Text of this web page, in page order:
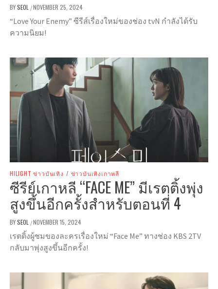
BYSEOL /NOVEMBER 25, 2024
“Love Your Enemy” ซีรีส์เรื่องใหม่ของช่อง tvN กำลังได้รับ
ความนิยม!
HILIGHT ข่าวบันเทิง / ข่าวบันเทิงเกาหลี
ซีรีย์เกาหลี “FACE ME” มีเรตติ้งพุ่ง
สูงขึ้นอีกครั้งสำหรับตอนที่ 4
BYSEOL /NOVEMBER 15, 2024
เรตติ้งผู้ชมของละครเรื่องใหม่ “Face Me” ทางช่อง KBS 2TV
กลับมาพุ่งสูงขึ้นอีกครั้ง!